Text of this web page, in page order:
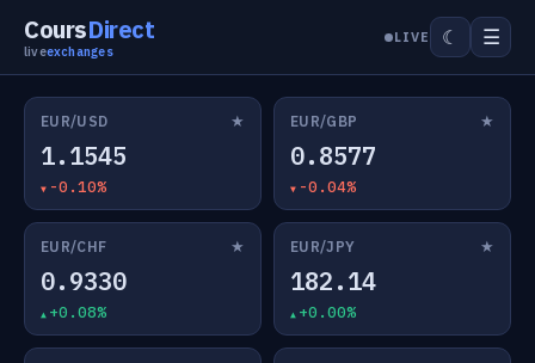
CoursDirect
liveexchanges
LIVE ☾ ☰
EUR/USD ★
1.1545
-0.10%
EUR/GBP ★
0.8577
-0.04%
EUR/CHF ★
0.9330
+0.08%
EUR/JPY ★
182.14
+0.00%